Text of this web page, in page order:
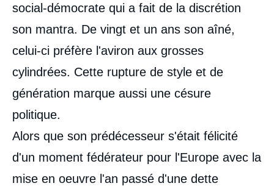
social-démocrate qui a fait de la discrétion
son mantra. De vingt et un ans son aîné,
celui-ci préfère l'aviron aux grosses
cylindrées. Cette rupture de style et de
génération marque aussi une césure
politique.
Alors que son prédécesseur s'était félicité
d'un moment fédérateur pour l'Europe avec la
mise en oeuvre l'an passé d'une dette